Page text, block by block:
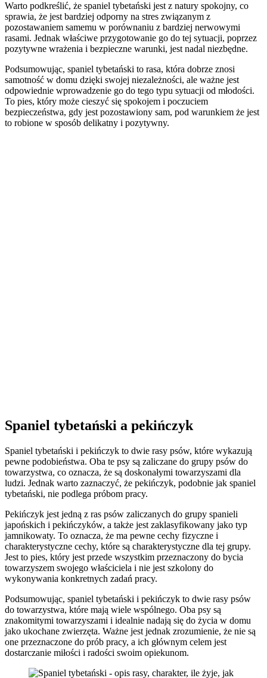
Warto podkreślić, że spaniel tybetański jest z natury spokojny, co
sprawia, że jest bardziej odporny na stres związanym z
pozostawaniem samemu w porównaniu z bardziej nerwowymi
rasami. Jednak właściwe przygotowanie go do tej sytuacji, poprzez
pozytywne wrażenia i bezpieczne warunki, jest nadal niezbędne.
Podsumowując, spaniel tybetański to rasa, która dobrze znosi
samotność w domu dzięki swojej niezależności, ale ważne jest
odpowiednie wprowadzenie go do tego typu sytuacji od młodości.
To pies, który może cieszyć się spokojem i poczuciem
bezpieczeństwa, gdy jest pozostawiony sam, pod warunkiem że jest
to robione w sposób delikatny i pozytywny.
Spaniel tybetański a pekińczyk
Spaniel tybetański i pekińczyk to dwie rasy psów, które wykazują
pewne podobieństwa. Oba te psy są zaliczane do grupy psów do
towarzystwa, co oznacza, że są doskonałymi towarzyszami dla
ludzi. Jednak warto zaznaczyć, że pekińczyk, podobnie jak spaniel
tybetański, nie podlega próbom pracy.
Pekińczyk jest jedną z ras psów zaliczanych do grupy spanieli
japońskich i pekińczyków, a także jest zaklasyfikowany jako typ
jamnikowaty. To oznacza, że ma pewne cechy fizyczne i
charakterystyczne cechy, które są charakterystyczne dla tej grupy.
Jest to pies, który jest przede wszystkim przeznaczony do bycia
towarzyszem swojego właściciela i nie jest szkolony do
wykonywania konkretnych zadań pracy.
Podsumowując, spaniel tybetański i pekińczyk to dwie rasy psów
do towarzystwa, które mają wiele wspólnego. Oba psy są
znakomitymi towarzyszami i idealnie nadają się do życia w domu
jako ukochane zwierzęta. Ważne jest jednak zrozumienie, że nie są
one przeznaczone do prób pracy, a ich głównym celem jest
dostarczanie miłości i radości swoim opiekunom.